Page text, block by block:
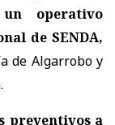
operativo
de SENDA,
de Algarrobo y
preventivos a